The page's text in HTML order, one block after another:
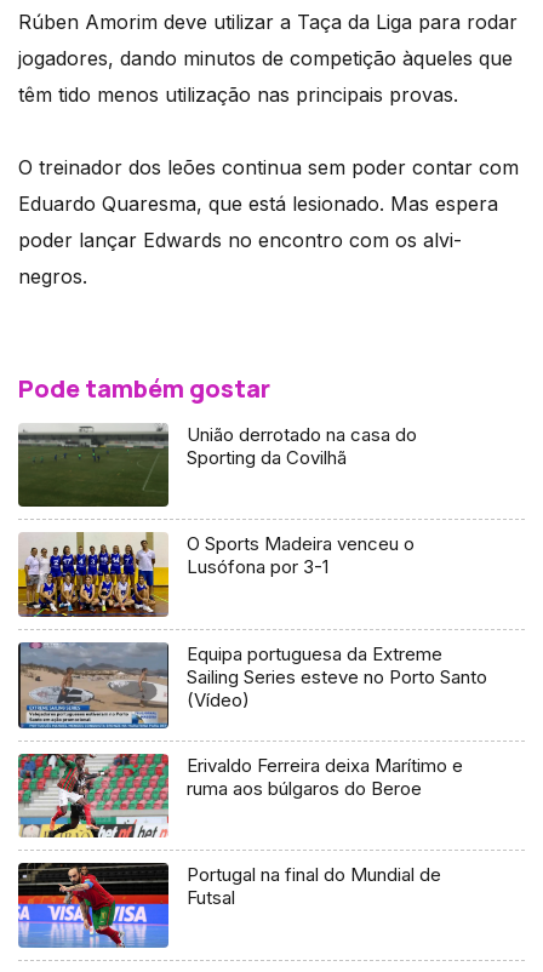
Rúben Amorim deve utilizar a Taça da Liga para rodar
jogadores, dando minutos de competição àqueles que
têm tido menos utilização nas principais provas.
O treinador dos leões continua sem poder contar com
Eduardo Quaresma, que está lesionado. Mas espera
poder lançar Edwards no encontro com os alvi-
negros.
Pode também gostar
União derrotado na casa do
Sporting da Covilhã
O Sports Madeira venceu o
Lusófona por 3-1
Equipa portuguesa da Extreme
Sailing Series esteve no Porto Santo
(Vídeo)
Erivaldo Ferreira deixa Marítimo e
ruma aos búlgaros do Beroe
Portugal na final do Mundial de
Futsal